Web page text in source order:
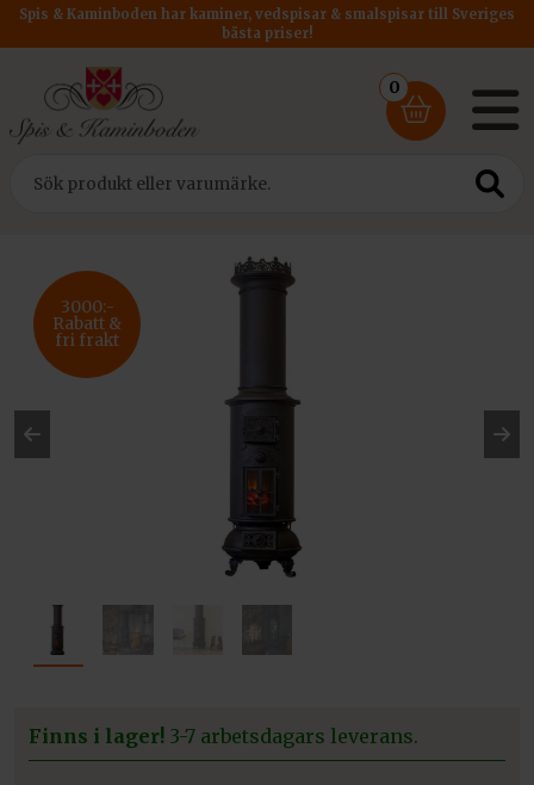
Spis & Kaminboden har kaminer, vedspisar & smalspisar till Sveriges
bästa priser!
0
3000:-
Rabatt &
fri frakt
Finns i lager! 3-7 arbetsdagars leverans.